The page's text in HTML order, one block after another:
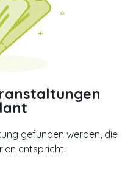
gefunden werden, die
entspricht.